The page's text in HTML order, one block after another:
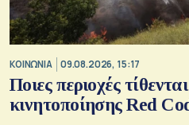
ΚΟΙΝΩΝΙΑ 09.08.2026, 15:17
Ποιες περιοχές
κινητοποίησης Red